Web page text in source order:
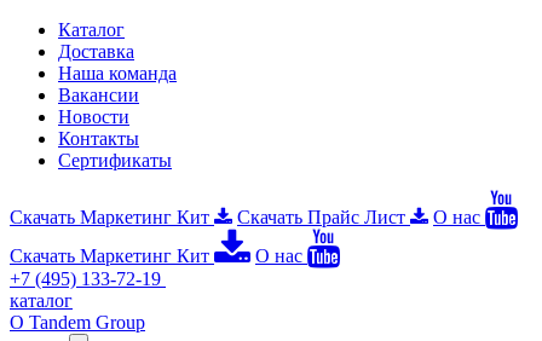
Каталог
Доставка
Наша команда
Вакансии
Новости
Контакты
Сертификаты
Скачать Маркетинг Кит Скачать Прайс Лист
О нас
Скачать Маркетинг Кит
О нас
+7 (495) 133-72-19
каталог
О Tandem Group